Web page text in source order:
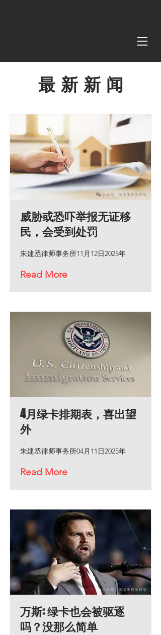
最 新 新 闻
威胁或恐吓举报无证移
民，会受到处罚
朱建丞律师事务所11月12日2025年
Read More
4月绿卡排期表，喜出望
外
朱建丞律师事务所04月11日2025年
Read More
万斯: 绿卡也会被驱逐
吗？没那么简单